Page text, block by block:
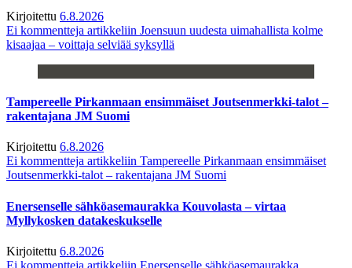
Kirjoitettu 6.8.2026
Ei kommentteja artikkeliin Joensuun uudesta uimahallista kolme
kisaajaa – voittaja selviää syksyllä
Tampereelle Pirkanmaan ensimmäiset Joutsenmerkki-talot –
rakentajana JM Suomi
Kirjoitettu 6.8.2026
Ei kommentteja artikkeliin Tampereelle Pirkanmaan ensimmäiset
Joutsenmerkki-talot – rakentajana JM Suomi
Enersenselle sähköasemaurakka Kouvolasta – virtaa
Myllykosken datakeskukselle
Kirjoitettu 6.8.2026
Ei kommentteja artikkeliin Enersenselle sähköasemaurakka